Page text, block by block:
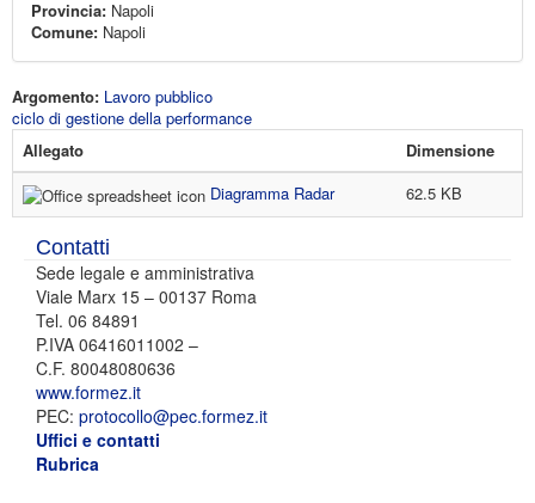
Provincia: Napoli
Comune: Napoli
Argomento: Lavoro pubblico
ciclo di gestione della performance
Allegato
Dimensione
Diagramma Radar
62.5 KB
Contatti
Sede legale e amministrativa
Viale Marx 15 – 00137 Roma
Tel. 06 84891
P.IVA 06416011002 –
C.F. 80048080636
www.formez.it
PEC: protocollo@pec.formez.it
Uffici e contatti
Rubrica